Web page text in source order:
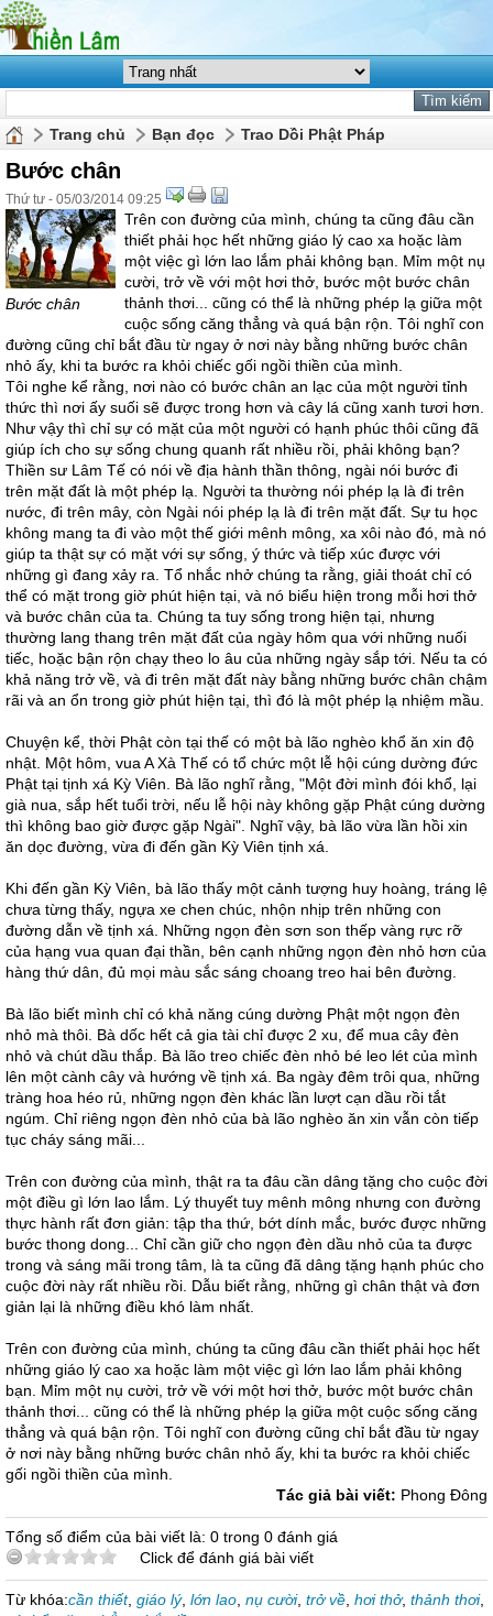
Trang chủ Bạn đọc Trao Dồi Phật Pháp
Bước chân
Thứ tư - 05/03/2014 09:25
Bước chân
Trên con đường của mình, chúng ta cũng đâu cần
thiết phải học hết những giáo lý cao xa hoặc làm
một việc gì lớn lao lắm phải không bạn. Mỉm một nụ
cười, trở về với một hơi thở, bước một bước chân
thảnh thơi... cũng có thể là những phép lạ giữa một
cuộc sống căng thẳng và quá bận rộn. Tôi nghĩ con
đường cũng chỉ bắt đầu từ ngay ở nơi này bằng những bước chân
nhỏ ấy, khi ta bước ra khỏi chiếc gối ngồi thiền của mình.
Tôi nghe kể rằng, nơi nào có bước chân an lạc của một người tỉnh
thức thì nơi ấy suối sẽ được trong hơn và cây lá cũng xanh tươi hơn.
Như vậy thì chỉ sự có mặt của một người có hạnh phúc thôi cũng đã
giúp ích cho sự sống chung quanh rất nhiều rồi, phải không bạn?
Thiền sư Lâm Tế có nói về địa hành thần thông, ngài nói bước đi
trên mặt đất là một phép lạ. Người ta thường nói phép lạ là đi trên
nước, đi trên mây, còn Ngài nói phép lạ là đi trên mặt đất. Sự tu học
không mang ta đi vào một thế giới mênh mông, xa xôi nào đó, mà nó
giúp ta thật sự có mặt với sự sống, ý thức và tiếp xúc được với
những gì đang xảy ra. Tổ nhắc nhở chúng ta rằng, giải thoát chỉ có
thể có mặt trong giờ phút hiện tại, và nó biểu hiện trong mỗi hơi thở
và bước chân của ta. Chúng ta tuy sống trong hiện tại, nhưng
thường lang thang trên mặt đất của ngày hôm qua với những nuối
tiếc, hoặc bận rộn chạy theo lo âu của những ngày sắp tới. Nếu ta có
khả năng trở về, và đi trên mặt đất này bằng những bước chân chậm
rãi và an ổn trong giờ phút hiện tại, thì đó là một phép lạ nhiệm mầu.
Chuyện kể, thời Phật còn tại thế có một bà lão nghèo khổ ăn xin độ
nhật. Một hôm, vua A Xà Thế có tổ chức một lễ hội cúng dường đức
Phật tại tịnh xá Kỳ Viên. Bà lão nghĩ rằng, "Một đời mình đói khổ, lại
già nua, sắp hết tuổi trời, nếu lễ hội này không gặp Phật cúng dường
thì không bao giờ được gặp Ngài". Nghĩ vậy, bà lão vừa lần hồi xin
ăn dọc đường, vừa đi đến gần Kỳ Viên tịnh xá.
Khi đến gần Kỳ Viên, bà lão thấy một cảnh tượng huy hoàng, tráng lệ
chưa từng thấy, ngựa xe chen chúc, nhộn nhịp trên những con
đường dẫn về tịnh xá. Những ngọn đèn sơn son thếp vàng rực rỡ
của hạng vua quan đại thần, bên cạnh những ngọn đèn nhỏ hơn của
hàng thứ dân, đủ mọi màu sắc sáng choang treo hai bên đường.
Bà lão biết mình chỉ có khả năng cúng dường Phật một ngọn đèn
nhỏ mà thôi. Bà dốc hết cả gia tài chỉ được 2 xu, để mua cây đèn
nhỏ và chút dầu thắp. Bà lão treo chiếc đèn nhỏ bé leo lét của mình
lên một cành cây và hướng về tịnh xá. Ba ngày đêm trôi qua, những
tràng hoa héo rủ, những ngọn đèn khác lần lượt cạn dầu rồi tắt
ngúm. Chỉ riêng ngọn đèn nhỏ của bà lão nghèo ăn xin vẫn còn tiếp
tục cháy sáng mãi...
Trên con đường của mình, thật ra ta đâu cần dâng tặng cho cuộc đời
một điều gì lớn lao lắm. Lý thuyết tuy mênh mông nhưng con đường
thực hành rất đơn giản: tập tha thứ, bớt dính mắc, bước được những
bước thong dong... Chỉ cần giữ cho ngọn đèn dầu nhỏ của ta được
trong và sáng mãi trong tâm, là ta cũng đã dâng tặng hạnh phúc cho
cuộc đời này rất nhiều rồi. Dẫu biết rằng, những gì chân thật và đơn
giản lại là những điều khó làm nhất.
Trên con đường của mình, chúng ta cũng đâu cần thiết phải học hết
những giáo lý cao xa hoặc làm một việc gì lớn lao lắm phải không
bạn. Mỉm một nụ cười, trở về với một hơi thở, bước một bước chân
thảnh thơi... cũng có thể là những phép lạ giữa một cuộc sống căng
thẳng và quá bận rộn. Tôi nghĩ con đường cũng chỉ bắt đầu từ ngay
ở nơi này bằng những bước chân nhỏ ấy, khi ta bước ra khỏi chiếc
gối ngồi thiền của mình.
Tác giả bài viết: Phong Đông
Tổng số điểm của bài viết là: 0 trong 0 đánh giá
Click để đánh giá bài viết
Từ khóa:cần thiết, giáo lý, lớn lao nụ cười, trở về hơi thở, thảnh thơi,